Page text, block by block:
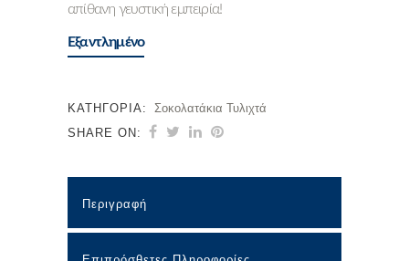
απίθανη γευστική εμπειρία!
Εξαντλημένο
ΚΑΤΗΓΟΡΊΑ:
Σοκολατάκια Τυλιχτά
SHARE ON:
Περιγραφή